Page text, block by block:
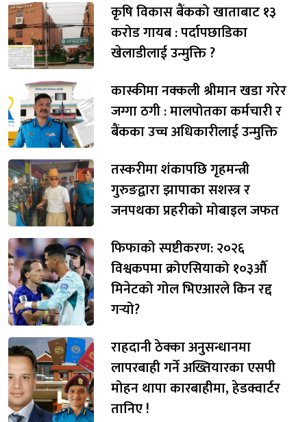
कृषि विकास बैंकको खाताबाट १३
करोड गायब : पर्दापछाडिका
खेलाडीलाई उन्मुक्ति ?
कास्कीमा नक्कली श्रीमान खडा गरेर
जग्गा ठगी : मालपोतका कर्मचारी र
बैंकका उच्च अधिकारीलाई उन्मुक्ति
तस्करीमा शंकापछि गृहमन्त्री
गुरुङद्वारा झापाका सशस्त्र र
जनपथका प्रहरीको मोबाइल जफत
फिफाको स्पष्टीकरण: २०२६
विश्वकपमा क्रोएसियाको १०३औँ
मिनेटको गोल भिएआरले किन रद्द
गर्‍यो?
राहदानी ठेक्का अनुसन्धानमा
लापरबाही गर्ने अख्तियारका एसपी
मोहन थापा कारबाहीमा, हेडक्वार्टर
तानिए !